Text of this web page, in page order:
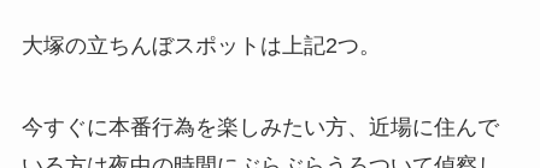
大塚の立ちんぼスポットは上記2つ。
今すぐに本番行為を楽しみたい方、近場に住んで